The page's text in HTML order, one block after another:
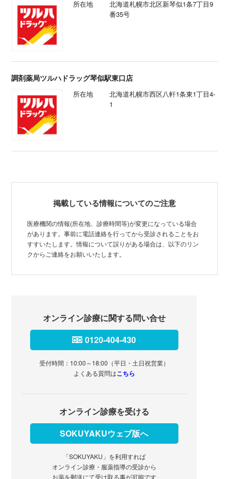
所在地
北海道札幌市北区新琴似1条7丁目9
番35号
調剤薬局ツルハドラッグ琴似駅東口店
所在地
北海道札幌市西区八軒1条東1丁目4-
1
掲載している情報についてのご注意
医療機関の情報(所在地、診療時間等)が変更になっている場合
があります。事前に電話連絡を行ってから受診されることをお
すすいたします。情報について誤りがある場合は、以下のリン
クからご連絡をお願いいたします。
オンライン診療に関する問い合せ
0120-404-430
受付時間：10:00～18:00（平日・土日祝営業）
よくある質問はこちら
オンライン診療を受ける
SOKUYAKUウェブ版へ
「SOKUYAKU」を利用すれば
オンライン診療・服薬指導の受診から
お薬を郵送にて受け取る事が可能です